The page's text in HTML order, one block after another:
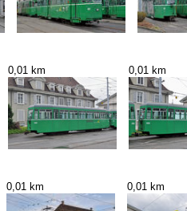
0,01 km 0,01 km
0,01 km 0,01 km